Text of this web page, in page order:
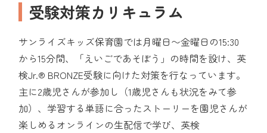
受験対策カリキュラム
サンライズキッズ保育園では月曜日〜金曜日の15:30
から15分間、「えいごであそぼう」の時間を設け、英
検Jr.® BRONZE受験に向けた対策を行なっています。
主に2歳児さんが参加し（1歳児さんも状況をみて参
加）、学習する単語に合ったストーリーを園児さんが
楽しめるオンラインの生配信で学び、英検